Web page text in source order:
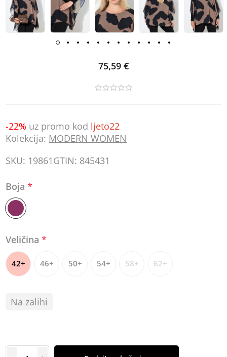
75,59 €
-22% uz promo kod ljeto22
Kolekcija: MODERN WOMEN
SKU: 19861GTIN: 845431
Boja*
Veličina*
42+ 46+ 50+ 54+ 58+ 62+
Na zalihi